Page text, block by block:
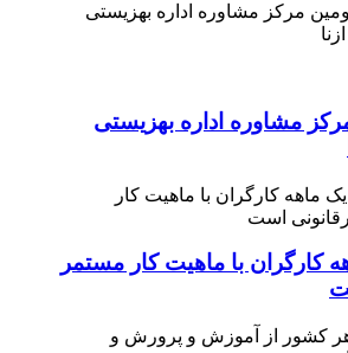
مشاوره اداره بهزیستی
کارگران با ماهیت کار مستمر